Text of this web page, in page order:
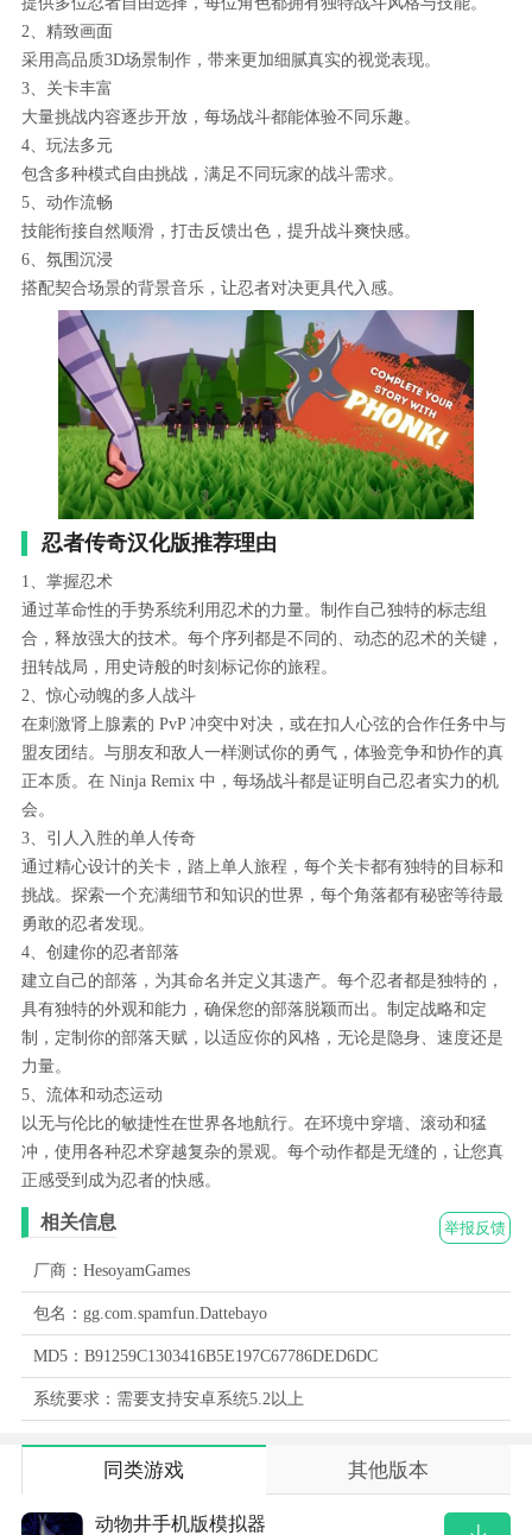
2、精致画面
采用高品质3D场景制作，带来更加细腻真实的视觉表现。
3、关卡丰富
大量挑战内容逐步开放，每场战斗都能体验不同乐趣。
4、玩法多元
包含多种模式自由挑战，满足不同玩家的战斗需求。
5、动作流畅
技能衔接自然顺滑，打击反馈出色，提升战斗爽快感。
6、氛围沉浸
搭配契合场景的背景音乐，让忍者对决更具代入感。
忍者传奇汉化版推荐理由
1、掌握忍术
通过革命性的手势系统利用忍术的力量。制作自己独特的标志组
合，释放强大的技术。每个序列都是不同的、动态的忍术的关键，
扭转战局，用史诗般的时刻标记你的旅程。
2、惊心动魄的多人战斗
在刺激肾上腺素的 PvP 冲突中对决，或在扣人心弦的合作任务中与
盟友团结。与朋友和敌人一样测试你的勇气，体验竞争和协作的真
正本质。在 Ninja Remix 中，每场战斗都是证明自己忍者实力的机
会。
3、引人入胜的单人传奇
通过精心设计的关卡，踏上单人旅程，每个关卡都有独特的目标和
挑战。探索一个充满细节和知识的世界，每个角落都有秘密等待最
勇敢的忍者发现。
4、创建你的忍者部落
建立自己的部落，为其命名并定义其遗产。每个忍者都是独特的，
具有独特的外观和能力，确保您的部落脱颖而出。制定战略和定
制，定制你的部落天赋，以适应你的风格，无论是隐身、速度还是
力量。
5、流体和动态运动
以无与伦比的敏捷性在世界各地航行。在环境中穿墙、滚动和猛
冲，使用各种忍术穿越复杂的景观。每个动作都是无缝的，让您真
正感受到成为忍者的快感。
举报反馈
相关信息
厂商：HesoyamGames
包名：gg.com.spamfun.Dattebayo
MD5：B91259C1303416B5E197C67786DED6DC
系统要求：需要支持安卓系统5.2以上
同类游戏 其他版本
动物井手机版模拟器